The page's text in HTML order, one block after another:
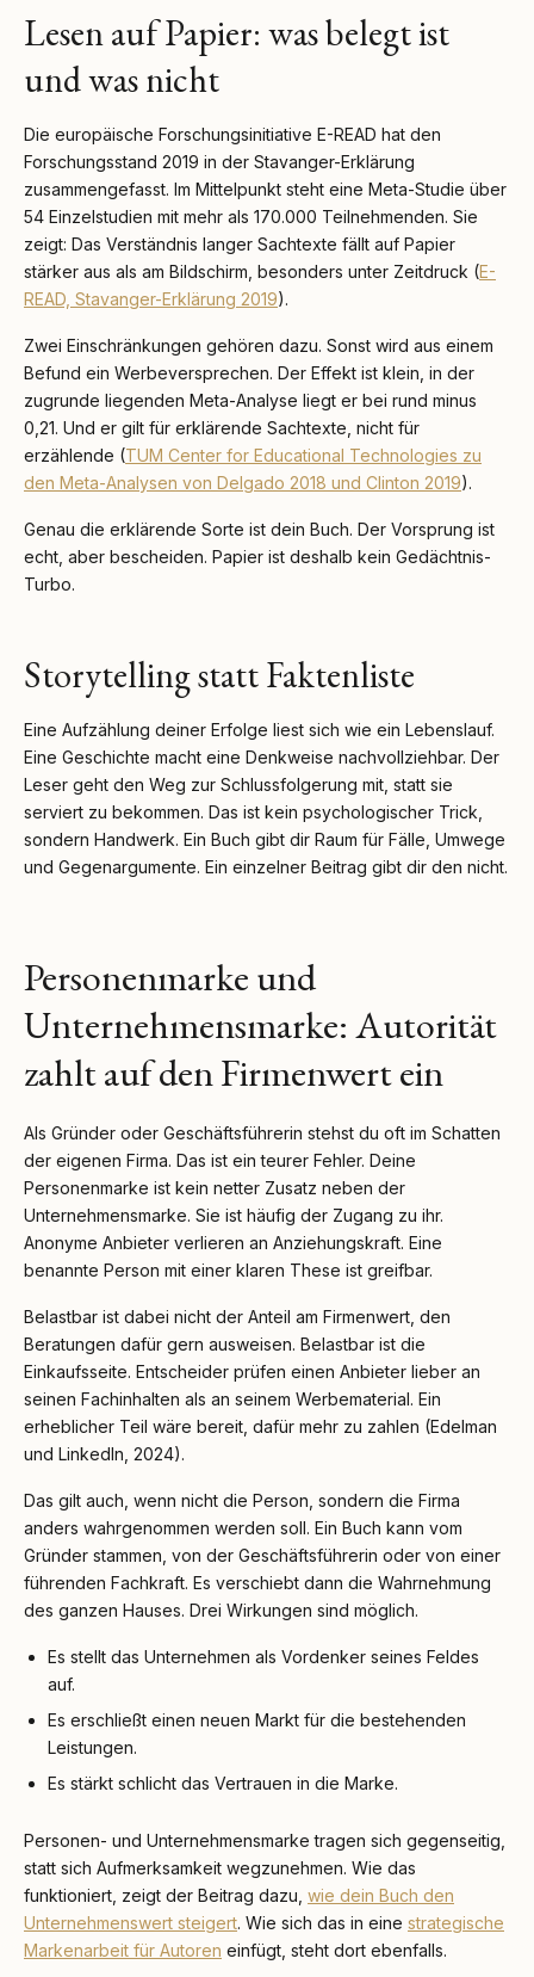
Lesen auf Papier: was belegt ist
und was nicht
Die europäische Forschungsinitiative E-READ hat den
Forschungsstand 2019 in der Stavanger-Erklärung
zusammengefasst. Im Mittelpunkt steht eine Meta-Studie über
54 Einzelstudien mit mehr als 170.000 Teilnehmenden. Sie
zeigt: Das Verständnis langer Sachtexte fällt auf Papier
stärker aus als am Bildschirm, besonders unter Zeitdruck (E-
READ, Stavanger-Erklärung 2019).
Zwei Einschränkungen gehören dazu. Sonst wird aus einem
Befund ein Werbeversprechen. Der Effekt ist klein, in der
zugrunde liegenden Meta-Analyse liegt er bei rund minus
0,21. Und er gilt für erklärende Sachtexte, nicht für
erzählende (TUM Center for Educational Technologies zu
den Meta-Analysen von Delgado 2018 und Clinton 2019).
Genau die erklärende Sorte ist dein Buch. Der Vorsprung ist
echt, aber bescheiden. Papier ist deshalb kein Gedächtnis-
Turbo.
Storytelling statt Faktenliste
Eine Aufzählung deiner Erfolge liest sich wie ein Lebenslauf.
Eine Geschichte macht eine Denkweise nachvollziehbar. Der
Leser geht den Weg zur Schlussfolgerung mit, statt sie
serviert zu bekommen. Das ist kein psychologischer Trick,
sondern Handwerk. Ein Buch gibt dir Raum für Fälle, Umwege
und Gegenargumente. Ein einzelner Beitrag gibt dir den nicht.
Personenmarke und
Unternehmensmarke: Autorität
zahlt auf den Firmenwert ein
Als Gründer oder Geschäftsführerin stehst du oft im Schatten
der eigenen Firma. Das ist ein teurer Fehler. Deine
Personenmarke ist kein netter Zusatz neben der
Unternehmensmarke. Sie ist häufig der Zugang zu ihr.
Anonyme Anbieter verlieren an Anziehungskraft. Eine
benannte Person mit einer klaren These ist greifbar.
Belastbar ist dabei nicht der Anteil am Firmenwert, den
Beratungen dafür gern ausweisen. Belastbar ist die
Einkaufsseite. Entscheider prüfen einen Anbieter lieber an
seinen Fachinhalten als an seinem Werbematerial. Ein
erheblicher Teil wäre bereit, dafür mehr zu zahlen (Edelman
und LinkedIn, 2024).
Das gilt auch, wenn nicht die Person, sondern die Firma
anders wahrgenommen werden soll. Ein Buch kann vom
Gründer stammen, von der Geschäftsführerin oder von einer
führenden Fachkraft. Es verschiebt dann die Wahrnehmung
des ganzen Hauses. Drei Wirkungen sind möglich.
Es stellt das Unternehmen als Vordenker seines Feldes
auf.
Es erschließt einen neuen Markt für die bestehenden
Leistungen.
Es stärkt schlicht das Vertrauen in die Marke.
Personen- und Unternehmensmarke tragen sich gegenseitig,
statt sich Aufmerksamkeit wegzunehmen. Wie das
funktioniert, zeigt der Beitrag dazu, wie dein Buch den
Unternehmenswert steigert. Wie sich das in eine strategische
Markenarbeit für Autoren einfügt, steht dort ebenfalls.